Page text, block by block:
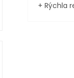
+ Rýchla